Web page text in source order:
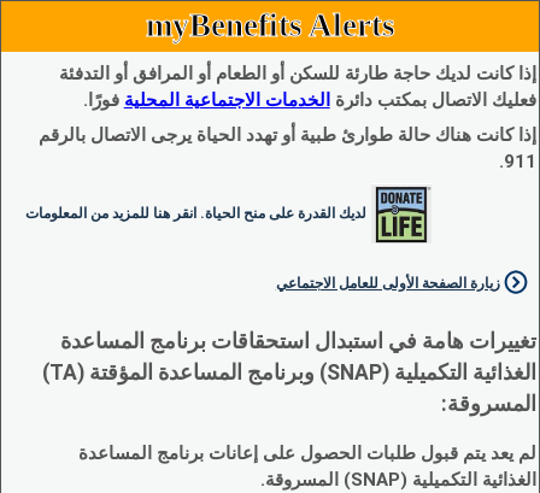
myBenefits Alerts
إذا كانت لديك حاجة طارئة للسكن أو الطعام أو المرافق أو التدفئة
فعليك الاتصال بمكتب دائرة الخدمات الاجتماعية المحلية فورًا.
إذا كانت هناك حالة طوارئ طبية أو تهدد الحياة يرجى الاتصال بالرقم
911.
لديك القدرة على منح الحياة. انقر هنا للمزيد من المعلومات
زيارة الصفحة الأولى للعامل الاجتماعي
تغييرات هامة في استبدال استحقاقات برنامج المساعدة
الغذائية التكميلية (SNAP) وبرنامج المساعدة المؤقتة (TA)
المسروقة:
لم يعد يتم قبول طلبات الحصول على إعانات برنامج المساعدة
الغذائية التكميلية (SNAP) المسروقة.